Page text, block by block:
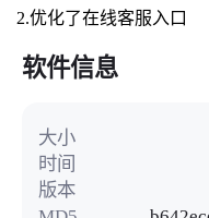
2.优化了在线客服入口
软件信息
大小
时间
版本